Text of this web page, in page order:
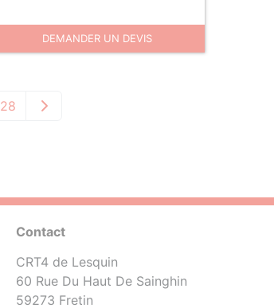
DEMANDER UN DEVIS
28
Contact
CRT4 de Lesquin
60 Rue Du Haut De Sainghin
59273 Fretin